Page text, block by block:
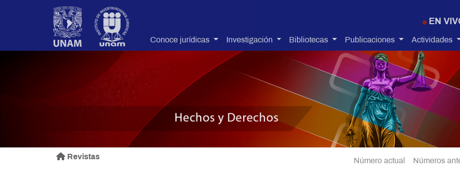
EN
Conoce jurídicas Investigación Bibliotecas Publicaciones Actividades
Revistas
Número actual Números